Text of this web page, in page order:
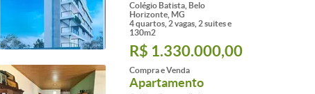
Colégio Batista, Belo
Horizonte, MG
4 quartos, 2 vagas, 2 suites e
130m2
R$ 1.330.000,00
Compra e Venda
Apartamento